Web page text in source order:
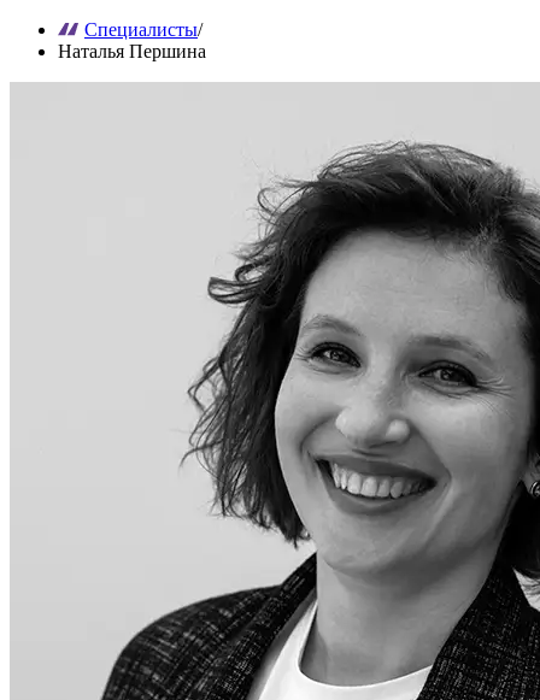
Специалисты/
Наталья Першина